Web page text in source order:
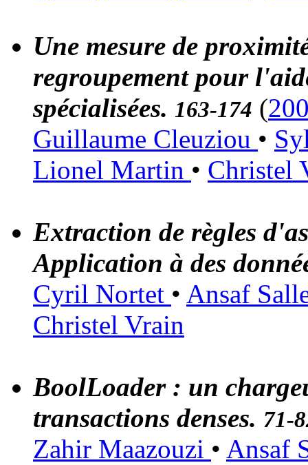
Une mesure de
regroupement pour
spécialisées. 163-174 (
Guillaume Cleuziou •
Lionel Martin • Christel
Extraction de règles
Application à des
Cyril Nortet • Ansaf
Christel Vrain
BoolLoader : un
transactions denses. 71-
Zahir Maazouzi • Ansaf